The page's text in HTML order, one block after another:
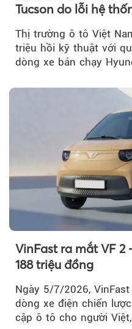
Tucson do lỗi hệ
Thị trường ô tô Việt
triệu hồi kỹ thuật với
dòng xe bán chạy
VinFast ra mắt VF 2
188 triệu đồng
Ngày 5/7/2026,
dòng xe điện chiến
cập ô tô cho người